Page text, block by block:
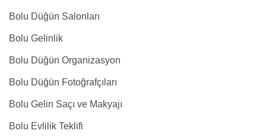
Bolu Düğün Salonları
Bolu Gelinlik
Bolu Düğün Organizasyon
Bolu Düğün Fotoğrafçıları
Bolu Gelin Saçı ve Makyajı
Bolu Evlilik Teklifi